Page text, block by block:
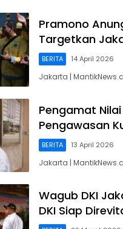
Pramono
Targetkan
BERITA 14 April 2026
Jakarta |
Pengamat
Pengawasan
BERITA 13 April 2026
Jakarta |
Wagub DKI
DKI Siap